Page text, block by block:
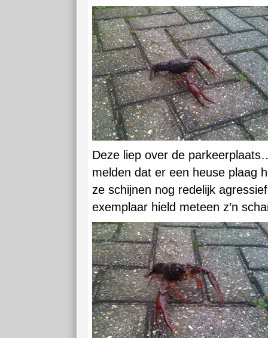
Deze liep over de
melden dat er een heuse plaag
ze schijnen nog redelijk
exemplaar hield meteen z’n